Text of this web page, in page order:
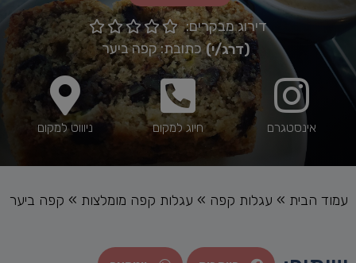
דירוג מבקרים: 




(דרג/י) כתובת: קפה ביער
אינסטגרם חיוג למקום ניוווט למקום
עמוד הבית » עגלות קפה » עגלות קפה מומלצות » קפה ביער